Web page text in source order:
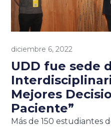
diciembre 6, 2022
UDD fue sede
Mejores
Paciente”
Más de 150 estudiantes